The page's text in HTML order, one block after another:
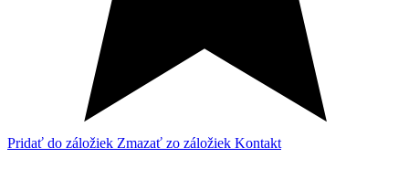
Pridať do záložiek Zmazať zo záložiek Kontakt